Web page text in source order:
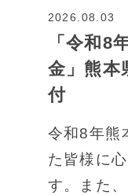
2026.08.03
「令和8
金」熊本
付
令和8年熊
た皆様に
す。また